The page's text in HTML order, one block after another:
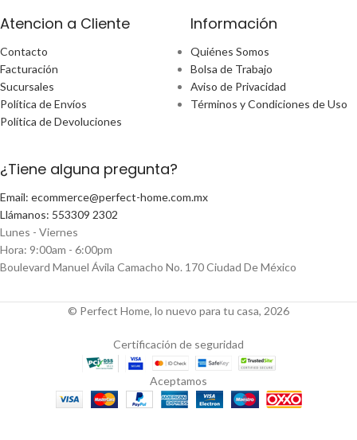
Atencion a Cliente
Contacto
Facturación
Sucursales
Política de Envíos
Política de Devoluciones
Información
Quiénes Somos
Bolsa de Trabajo
Aviso de Privacidad
Términos y Condiciones de Uso
¿Tiene alguna pregunta?
Email: ecommerce@perfect-home.com.mx
Llámanos: 553309 2302
Lunes - Viernes
Hora: 9:00am - 6:00pm
Boulevard Manuel Ávila Camacho No. 170 Ciudad De México
© Perfect Home, lo nuevo para tu casa, 2026
Certificación de seguridad
Aceptamos